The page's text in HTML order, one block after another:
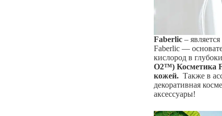
Faberlic –
Faberlic —
кислород в
O2™) Косметика
кожей. Также в
декоративная
аксессуары!